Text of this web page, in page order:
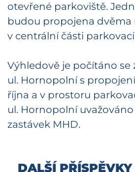
otevřené parkoviště.
budou propojena dvěma
v centrální části
Výhledově je počítáno
ul. Hornopolní s
října a v prostoru
ul. Hornopolní
zastávek MHD.
DALŠÍ PŘÍSPĚVKY